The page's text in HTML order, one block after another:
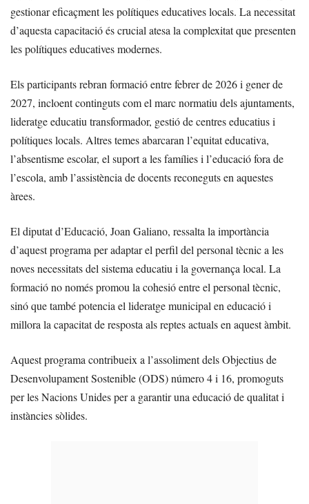
gestionar eficaçment les polítiques educatives locals. La necessitat
d’aquesta capacitació és crucial atesa la complexitat que presenten
les polítiques educatives modernes.
Els participants rebran formació entre febrer de 2026 i gener de
2027, incloent continguts com el marc normatiu dels ajuntaments,
lideratge educatiu transformador, gestió de centres educatius i
polítiques locals. Altres temes abarcaran l’equitat educativa,
l’absentisme escolar, el suport a les famílies i l’educació fora de
l’escola, amb l’assistència de docents reconeguts en aquestes
àrees.
El diputat d’Educació, Joan Galiano, ressalta la importància
d’aquest programa per adaptar el perfil del personal tècnic a les
noves necessitats del sistema educatiu i la governança local. La
formació no només promou la cohesió entre el personal tècnic,
sinó que també potencia el lideratge municipal en educació i
millora la capacitat de resposta als reptes actuals en aquest àmbit.
Aquest programa contribueix a l’assoliment dels Objectius de
Desenvolupament Sostenible (ODS) número 4 i 16, promoguts
per les Nacions Unides per a garantir una educació de qualitat i
instàncies sòlides.